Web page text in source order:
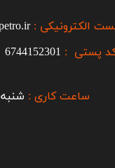
ساعت کاری : شنبه تا
الکترونیکی :
پستی : 6744152301